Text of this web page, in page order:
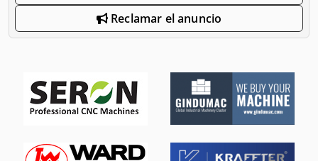
Reclamar el anuncio